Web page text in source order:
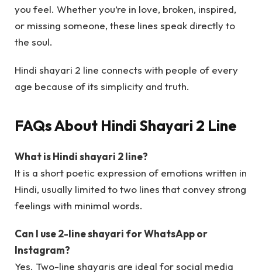
you feel. Whether you’re in love, broken, inspired,
or missing someone, these lines speak directly to
the soul.
Hindi shayari 2 line connects with people of every
age because of its simplicity and truth.
FAQs About Hindi Shayari 2 Line
What is Hindi shayari 2 line?
It is a short poetic expression of emotions written in
Hindi, usually limited to two lines that convey strong
feelings with minimal words.
Can I use 2-line shayari for WhatsApp or
Instagram?
Yes. Two-line shayaris are ideal for social media